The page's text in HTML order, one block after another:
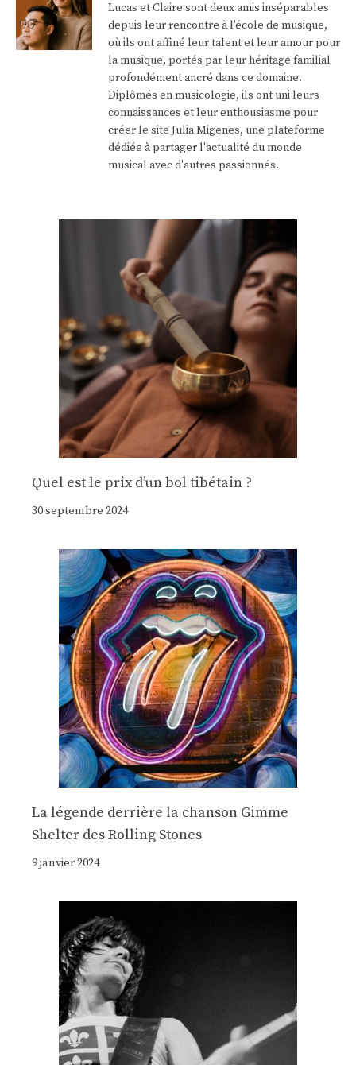
Lucas et Claire sont deux amis inséparables
depuis leur rencontre à l'école de musique,
où ils ont affiné leur talent et leur amour pour
la musique, portés par leur héritage familial
profondément ancré dans ce domaine.
Diplômés en musicologie, ils ont uni leurs
connaissances et leur enthousiasme pour
créer le site Julia Migenes, une plateforme
dédiée à partager l'actualité du monde
musical avec d'autres passionnés.
Quel est le prix d’un bol tibétain ?
30 septembre 2024
La légende derrière la chanson Gimme
Shelter des Rolling Stones
9 janvier 2024